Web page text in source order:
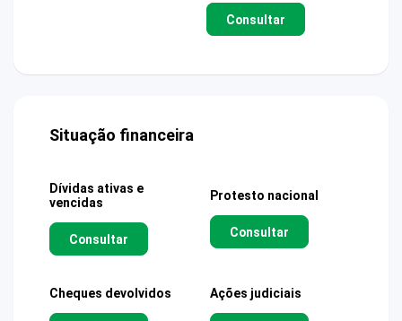
Consultar
Situação financeira
Dívidas ativas e
vencidas
Consultar
Protesto nacional
Consultar
Cheques devolvidos Ações judiciais